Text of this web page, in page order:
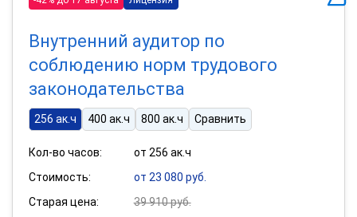
Внутренний аудитор по
соблюдению норм трудового
законодательства
256 ак.ч 400 ак.ч 800 ак.ч Сравнить
Кол-во часов:
от 256 ак.ч
Стоимость:
от 23 080 руб.
Старая цена:
39 910 руб.